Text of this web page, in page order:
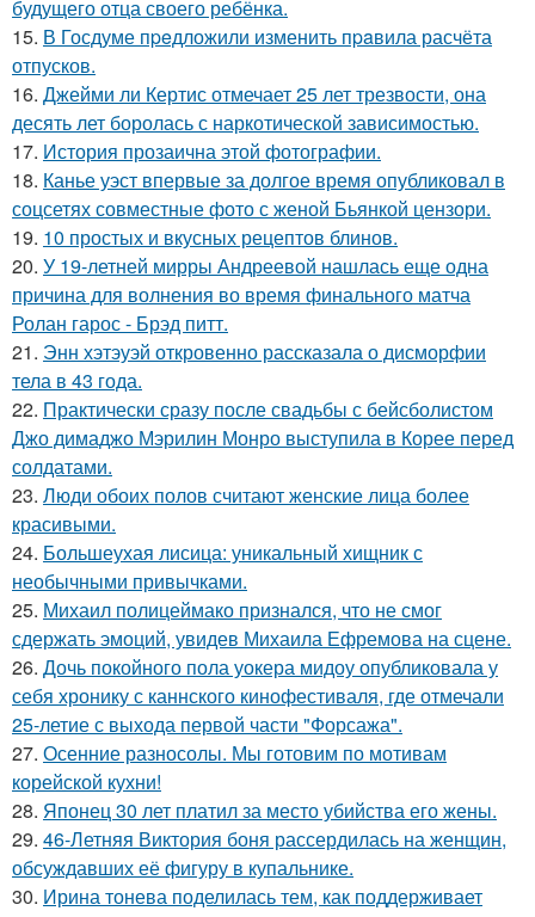
будущего отца своего ребёнка.
15. В Госдуме пpeдложили изменить пpaвила расчёта
отпусков.
16. Джейми ли Кертис отмечает 25 лет трезвости, она
десять лет боролась с наркотической зависимостью.
17. История прозаична этой фотографии.
18. Канье уэст впервые за долгое время опубликовал в
соцсетях совместные фото с женой Бьянкой цензори.
19. 10 простых и вкусных рецептов блинов.
20. У 19-летней мирры Андреевой нашлась еще одна
причина для волнения во время финального матча
Ролан гарос - Брэд питт.
21. Энн хэтэуэй откровенно рассказала о дисморфии
тела в 43 года.
22. Практически сразу после свадьбы с бейсболистом
Джо димаджо Мэрилин Монро выступила в Корее перед
солдатами.
23. Люди обоих полов считают женские лица более
красивыми.
24. Большеухая лисица: уникальный хищник с
необычными привычками.
25. Михаил полицеймако признался, что не смог
сдержать эмоций, увидев Михаила Ефремова на сцене.
26. Дочь покойного пола уокера мидоу опубликовала у
себя хронику с каннского кинофестиваля, где отмечали
25-летие с выхода первой части "Форсажа".
27. Осенние разносолы. Мы готовим по мотивам
корейской кухни!
28. Японец 30 лет платил за место убийства его жены.
29. 46-Летняя Виктория боня рассердилась на женщин,
обсуждавших её фигуру в купальнике.
30. Ирина тонева поделилась тем, как поддерживает